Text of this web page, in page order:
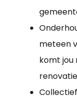
meteen
komt jou